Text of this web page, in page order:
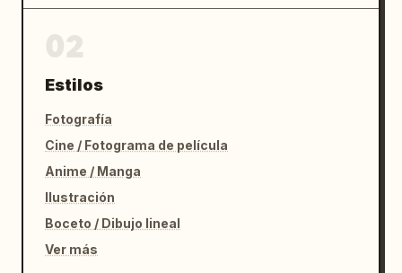
Estilos
Fotografía
Cine / Fotograma de película
Anime / Manga
Ilustración
Boceto / Dibujo lineal
Ver más